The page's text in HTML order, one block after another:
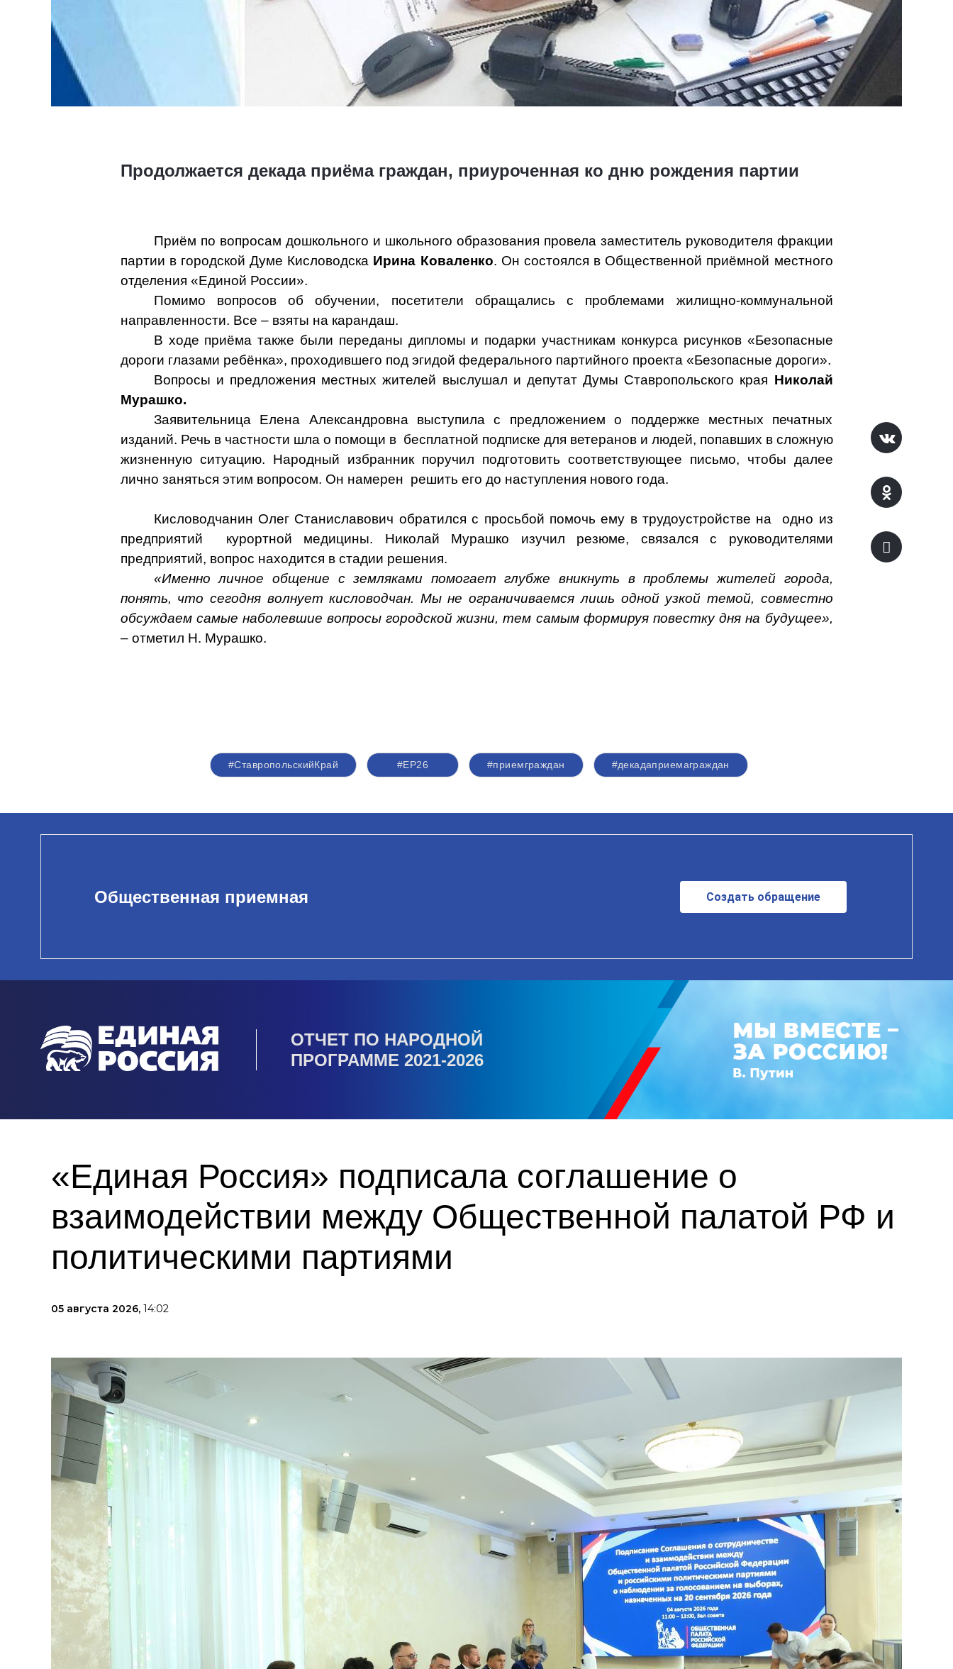
Продолжается декада приёма граждан, приуроченная ко дню рождения партии
Приём по вопросам дошкольного и школьного образования провела заместитель руководителя фракции
партии в городской Думе Кисловодска Ирина Коваленко. Он состоялся в Общественной приёмной местного
отделения «Единой России».
Помимо вопросов об обучении, посетители обращались с проблемами жилищно-коммунальной
направленности. Все – взяты на карандаш.
В ходе приёма также были переданы дипломы и подарки участникам конкурса рисунков «Безопасные
дороги глазами ребёнка», проходившего под эгидой федерального партийного проекта «Безопасные дороги».
Вопросы и предложения местных жителей выслушал и депутат Думы Ставропольского края Николай
Мурашко.
Заявительница Елена Александровна выступила с предложением о поддержке местных печатных
изданий. Речь в частности шла о помощи в бесплатной подписке для ветеранов и людей, попавших в сложную
жизненную ситуацию. Народный избранник поручил подготовить соответствующее письмо, чтобы далее
лично заняться этим вопросом. Он намерен решить его до наступления нового года.
Кисловодчанин Олег Станиславович обратился с просьбой помочь ему в трудоустройстве на
одно из
предприятий
курортной медицины. Николай Мурашко изучил резюме, связался с руководителями
предприятий, вопрос находится в стадии решения.
«Именно личное общение с земляками помогает глубже вникнуть в проблемы жителей города,
понять, что сегодня волнует кисловодчан. Мы не ограничиваемся лишь одной узкой темой, совместно
обсуждаем самые наболевшие вопросы городской жизни, тем самым формируя повестку дня на будущее»,
– отметил Н. Мурашко.
#СтавропольскийКрай #ЕР26 #приемграждан #декадаприемаграждан
Общественная приемная Создать обращение
ОТЧЕТ ПО НАРОДНОЙ
ПРОГРАММЕ 2021-2026
«Единая Россия» подписала соглашение о
взаимодействии между Общественной палатой РФ и
политическими партиями
05 августа 2026, 14:02